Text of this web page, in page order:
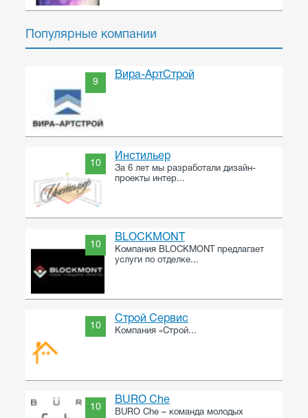
Популярные компании
9
Вира-АртСтрой
10
Инстильер
За 6 лет мы разработали дизайн-
проекты интер...
10
BLOCKMONT
Компания BLOCKMONT предлагает
услуги по отделке...
10
Строй Сервис
Компания «Строй...
10
BURO Che
BURO Che – команда молодых